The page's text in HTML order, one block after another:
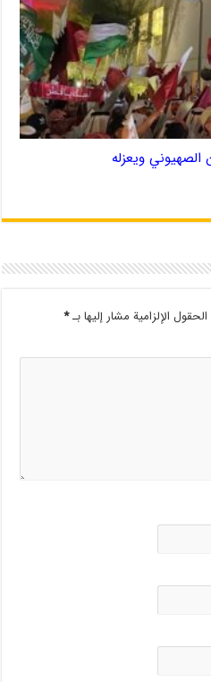
الحقول الإلزامية مشار إليها بـ*